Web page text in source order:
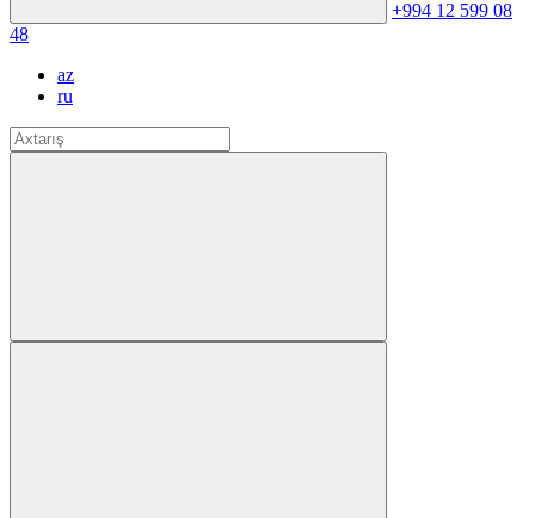
+994 12 599 08
48
az
ru